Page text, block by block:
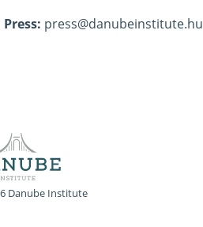
Press: press@danubeinstitute.hu
Danube Institute